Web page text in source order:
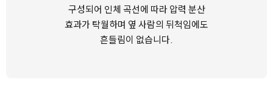
구성되어 인체 곡선에 따라 압력 분산
효과가 탁월하며 옆 사람의 뒤척임에도
흔들림이 없습니다.